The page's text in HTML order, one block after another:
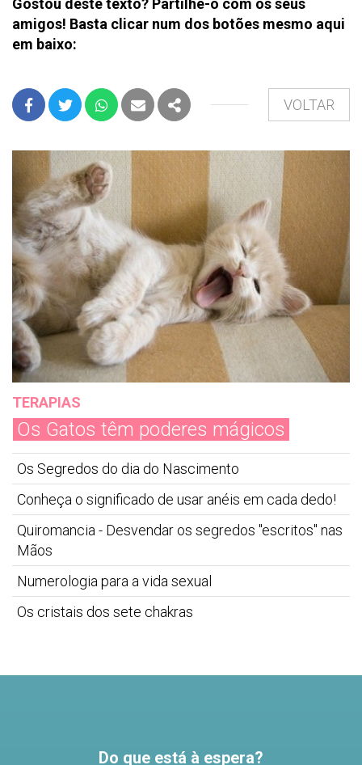
Gostou deste texto? Partilhe-o com os seus
amigos! Basta clicar num dos botões mesmo aqui
em baixo:
FACEBOOK
TWITTERWHATSAPP
E-MAILPARTILHAR
VOLTAR
TERAPIAS
Os Gatos têm poderes mágicos
Os Segredos do dia do Nascimento
Conheça o significado de usar anéis em cada dedo!
Quiromancia - Desvendar os segredos "escritos" nas
Mãos
Numerologia para a vida sexual
Os cristais dos sete chakras
Do que está à espera?